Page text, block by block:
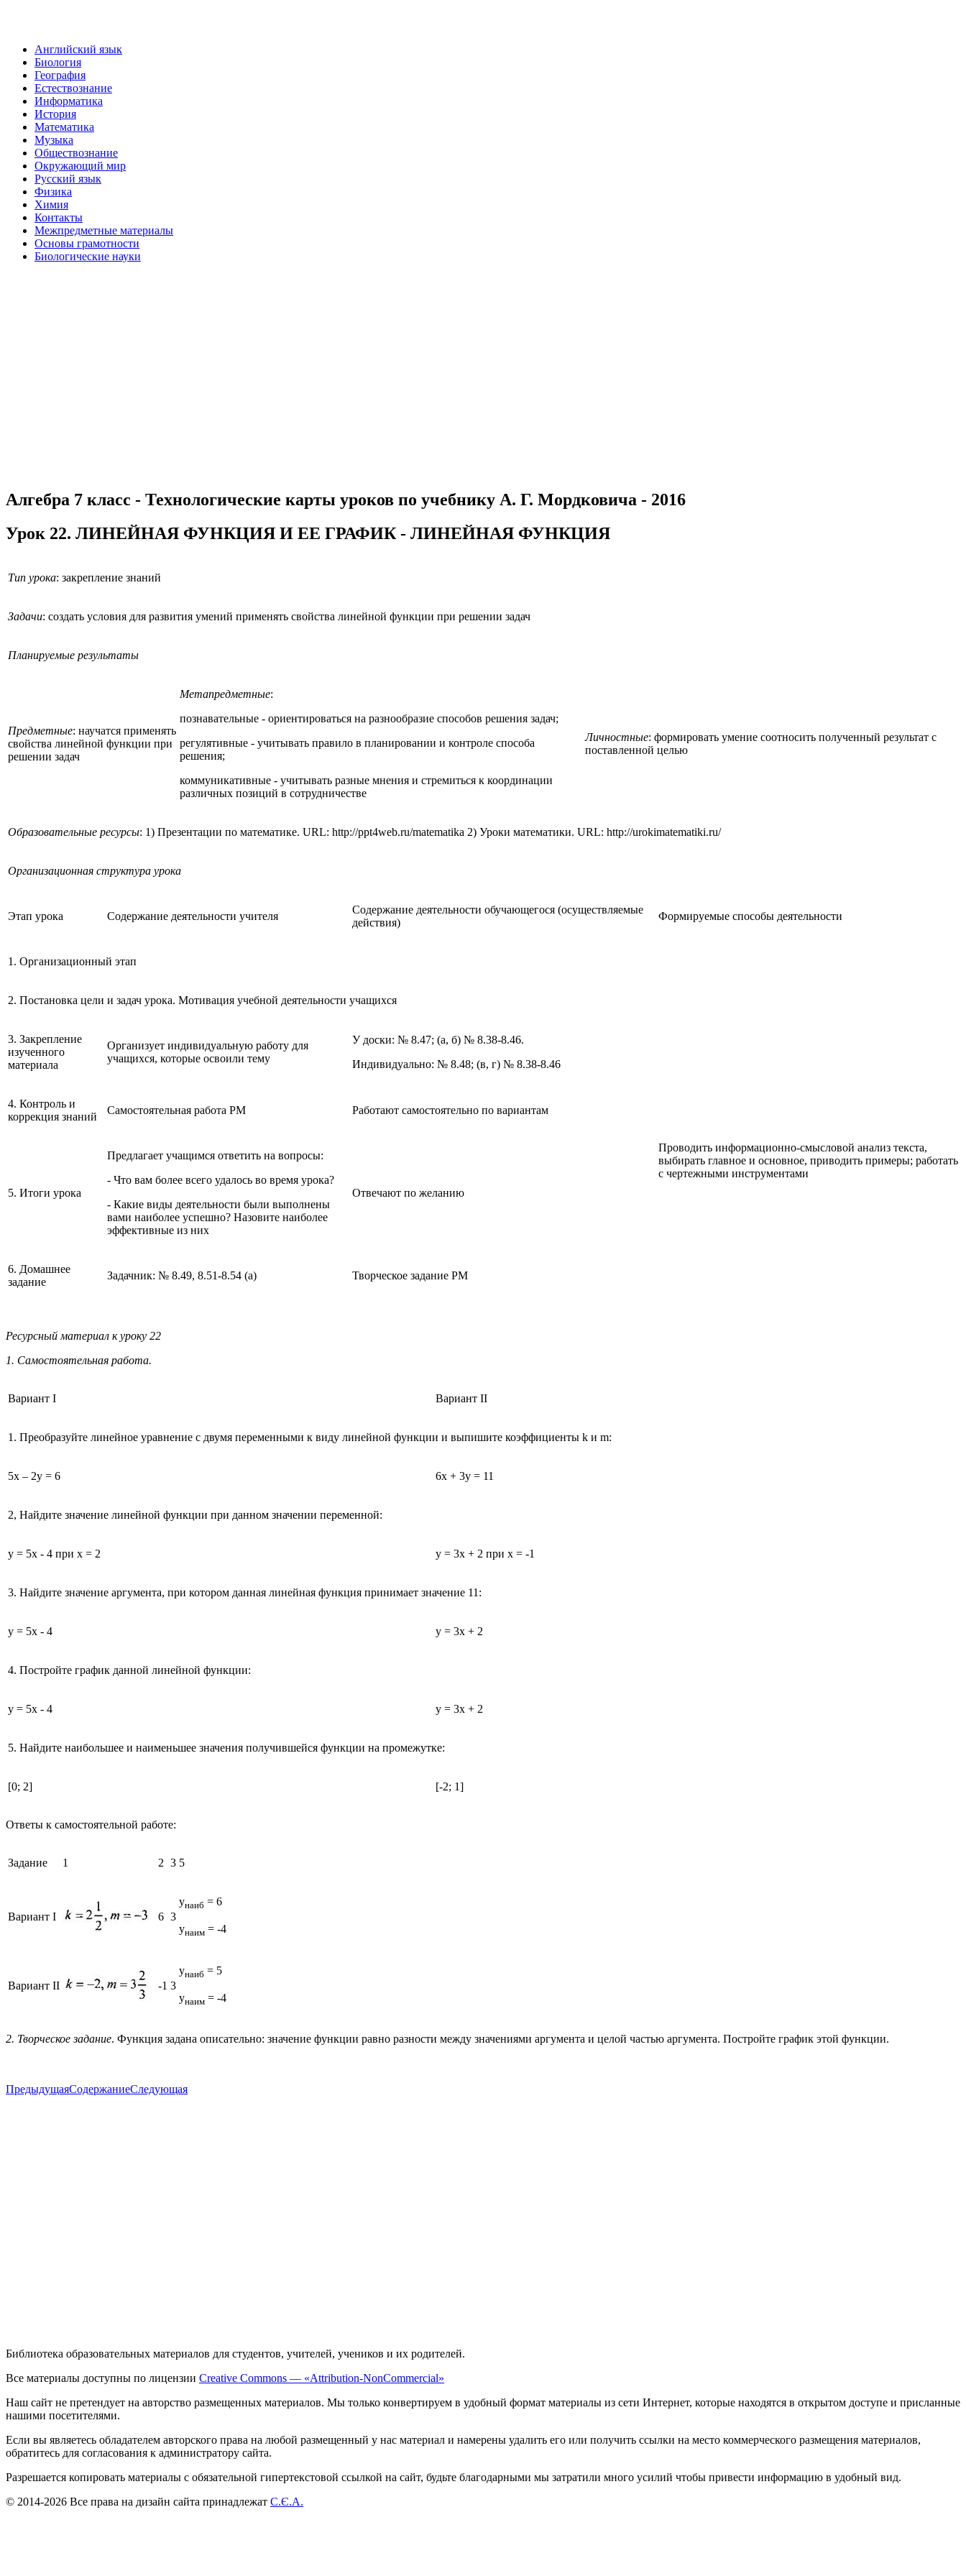
Английский язык
Биология
География
Естествознание
Информатика
История
Математика
Музыка
Обществознание
Окружающий мир
Русский язык
Физика
Химия
Контакты
Межпредметные материалы
Основы грамотности
Биологические науки
Алгебра 7 класс - Технологические карты уроков по учебнику А. Г. Мордковича - 2016
Урок 22. ЛИНЕЙНАЯ ФУНКЦИЯ И ЕЕ ГРАФИК - ЛИНЕЙНАЯ ФУНКЦИЯ
Тип урока: закрепление знаний
Задачи: создать условия для развития умений применять свойства линейной функции при решении задач
Планируемые результаты
Предметные: научатся применять
свойства линейной функции при
решении задач
Метапредметные:
познавательные - ориентироваться на разнообразие способов решения задач;
регулятивные - учитывать правило в планировании и контроле способа
решения;
коммуникативные - учитывать разные мнения и стремиться к координации
различных позиций в сотрудничестве
Личностные: формировать умение соотносить полученный результат с
поставленной целью
Образовательные ресурсы: 1) Презентации по математике. URL: http://ppt4web.ru/matematika 2) Уроки математики. URL: http://urokimatematiki.ru/
Организационная структура урока
Этап урока Содержание деятельности учителя
Содержание деятельности обучающегося (осуществляемые
действия)
Формируемые способы деятельности
1. Организационный этап
2. Постановка цели и задач урока. Мотивация учебной деятельности учащихся
3. Закрепление
изученного
материала
Организует индивидуальную работу для
учащихся, которые освоили тему
У доски: № 8.47; (а, б) № 8.38-8.46.
Индивидуально: № 8.48; (в, г) № 8.38-8.46
Проводить информационно-смысловой анализ текста,
выбирать главное и основное, приводить примеры; работать
с чертежными инструментами
4. Контроль и
коррекция знаний
Самостоятельная работа РМ Работают самостоятельно по вариантам
5. Итоги урока
Предлагает учащимся ответить на вопросы:
- Что вам более всего удалось во время урока?
- Какие виды деятельности были выполнены
вами наиболее успешно? Назовите наиболее
эффективные из них
Отвечают по желанию
6. Домашнее
задание
Задачник: № 8.49, 8.51-8.54 (а) Творческое задание РМ
Ресурсный материал к уроку 22
1. Самостоятельная работа.
Вариант I Вариант II
1. Преобразуйте линейное уравнение с двумя переменными к виду линейной функции и выпишите коэффициенты k и m:
5x – 2y = 6 6х + 3у = 11
2, Найдите значение линейной функции при данном значении переменной:
у = 5х - 4 при х = 2 у = 3х + 2 при х = -1
3. Найдите значение аргумента, при котором данная линейная функция принимает значение 11:
у = 5х - 4 у = 3х + 2
4. Постройте график данной линейной функции:
у = 5х - 4 у = 3х + 2
5. Найдите наибольшее и наименьшее значения получившейся функции на промежутке:
[0; 2] [-2; 1]
Ответы к самостоятельной работе:
Задание 1 2 3 5
Вариант I 6 3
yнаиб = 6
унаим = -4
Вариант II -1 3
yнаиб = 5
унаим = -4
2. Творческое задание. Функция задана описательно: значение функции равно разности между значениями аргумента и целой частью аргумента. Постройте график этой функции.
ПредыдущаяСодержаниеСледующая
Библиотека образовательных материалов для студентов, учителей, учеников и их родителей.
Все материалы доступны по лицензии Creative Commons — «Attribution-NonCommercial»
Наш сайт не претендует на авторство размещенных материалов. Мы только конвертируем в удобный формат материалы из сети Интернет, которые находятся в открытом доступе и присланные
нашими посетителями.
Если вы являетесь обладателем авторского права на любой размещенный у нас материал и намерены удалить его или получить ссылки на место коммерческого размещения материалов,
обратитесь для согласования к администратору сайта.
Разрешается копировать материалы с обязательной гипертекстовой ссылкой на сайт, будьте благодарными мы затратили много усилий чтобы привести информацию в удобный вид.
© 2014-2026 Все права на дизайн сайта принадлежат С.Є.А.